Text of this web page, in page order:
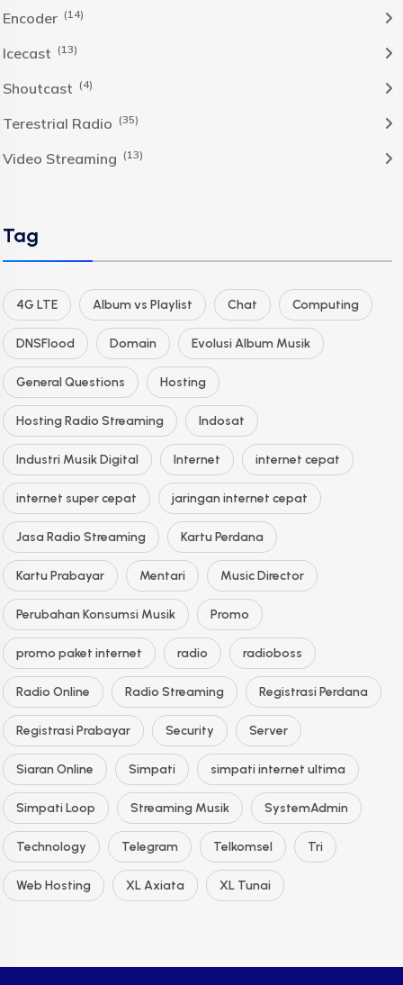
Encoder (14)
Icecast (13)
Shoutcast (4)
Terestrial Radio (35)
Video Streaming (13)
Tag
4G LTE Album vs Playlist Chat Computing
DNSFlood Domain Evolusi Album Musik
General Questions Hosting
Hosting Radio Streaming Indosat
Industri Musik Digital Internet internet cepat
internet super cepat jaringan internet cepat
Jasa Radio Streaming Kartu Perdana
Kartu Prabayar Mentari Music Director
Perubahan Konsumsi Musik Promo
promo paket internet radio radioboss
Radio Online Radio Streaming Registrasi Perdana
Registrasi Prabayar Security Server
Siaran Online Simpati simpati internet ultima
Simpati Loop Streaming Musik SystemAdmin
Technology Telegram Telkomsel Tri
Web Hosting XL Axiata XL Tunai